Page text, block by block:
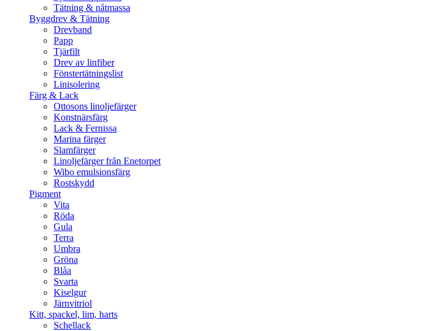
Tätning & nåtmassa
Byggdrev & Tätning
Drevband
Papp
Tjärfilt
Drev av linfiber
Fönstertätningslist
Linisolering
Färg & Lack
Ottosons linoljefärger
Konstnärsfärg
Lack & Fernissa
Marina färger
Slamfärger
Linoljefärger från Enetorpet
Wibo emulsionsfärg
Rostskydd
Pigment
Vita
Röda
Gula
Terra
Umbra
Gröna
Blåa
Svarta
Kiselgur
Järnvitriol
Kitt, spackel, lim, harts
Schellack